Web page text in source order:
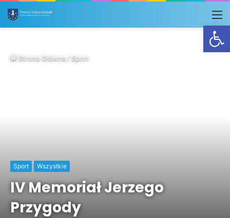
Strona Główna/Sport
Sport Wszystkie
IV Memoriał Jerzego
Przygody